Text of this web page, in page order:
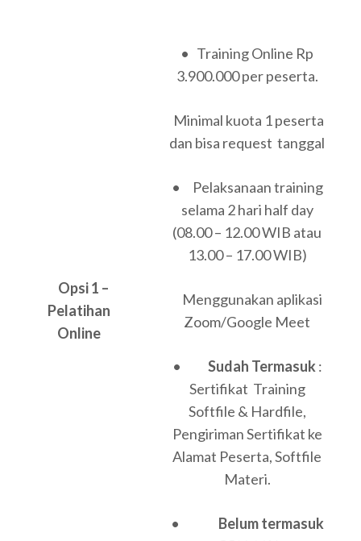
Opsi 1 –
Pelatihan
Online
• Training Online Rp
3.900.000 per peserta.
Minimal kuota 1 peserta
dan bisa request tanggal
• Pelaksanaan training
selama 2 hari half day
(08.00 – 12.00 WIB atau
13.00 – 17.00 WIB)
Menggunakan aplikasi
Zoom/Google Meet
• Sudah Termasuk :
Sertifikat Training
Softfile & Hardfile,
Pengiriman Sertifikat ke
Alamat Peserta, Softfile
Materi.
• Belum termasuk